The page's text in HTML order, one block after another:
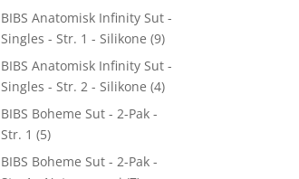
BIBS Anatomisk Infinity Sut -
Singles - Str. 1 - Silikone (9)
BIBS Anatomisk Infinity Sut -
Singles - Str. 2 - Silikone (4)
BIBS Boheme Sut - 2-Pak -
Str. 1 (5)
BIBS Boheme Sut - 2-Pak -